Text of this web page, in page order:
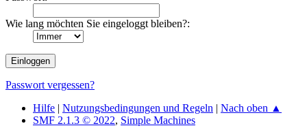
Wie lang möchten Sie eingeloggt bleiben?:
Passwort vergessen?
Hilfe | Nutzungsbedingungen und Regeln | Nach oben ▲
SMF 2.1.3 © 2022, Simple Machines